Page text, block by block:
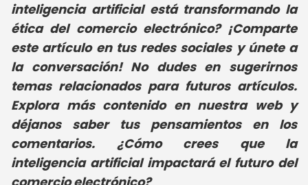
inteligencia artificial está transformando la
ética del comercio electrónico? ¡Comparte
este artículo en tus redes sociales y únete a
la conversación! No dudes en sugerirnos
temas relacionados para futuros artículos.
Explora más contenido en nuestra web y
déjanos saber tus pensamientos en los
comentarios. ¿Cómo crees que la
inteligencia artificial impactará el futuro del